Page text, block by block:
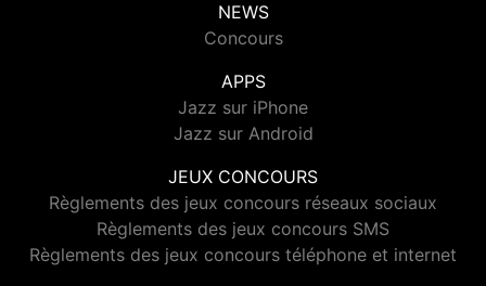
NEWS
Concours
APPS
Jazz sur iPhone
Jazz sur Android
JEUX CONCOURS
Règlements des jeux concours réseaux sociaux
Règlements des jeux concours SMS
Règlements des jeux concours téléphone et internet